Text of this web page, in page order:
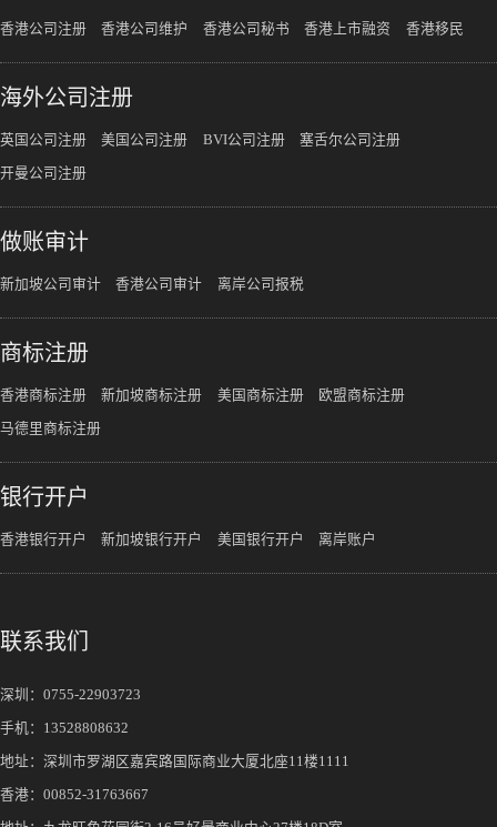
香港公司注册 香港公司维护 香港公司秘书 香港上市融资 香港移民
海外公司注册
英国公司注册 美国公司注册 BVI公司注册 塞舌尔公司注册
开曼公司注册
做账审计
新加坡公司审计 香港公司审计 离岸公司报税
商标注册
香港商标注册 新加坡商标注册 美国商标注册 欧盟商标注册
马德里商标注册
银行开户
香港银行开户 新加坡银行开户 美国银行开户 离岸账户
联系我们
深圳： 0755-22903723
手机： 13528808632
地址：深圳市罗湖区嘉宾路国际商业大厦北座11楼1111
香港：00852-31763667